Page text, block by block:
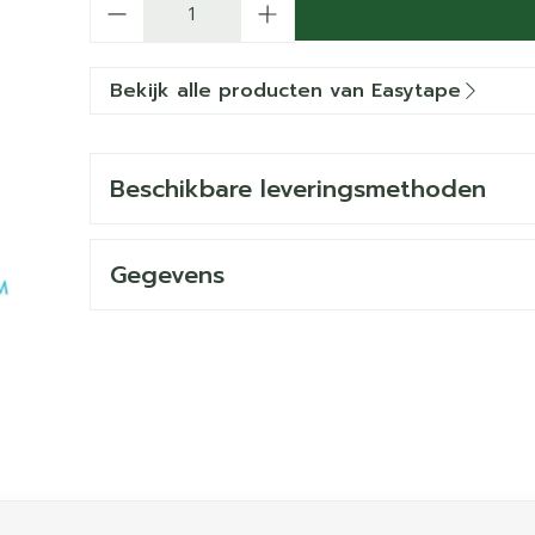
Bekijk alle producten van Easytape
Beschikbare leveringsmethoden
Gegevens